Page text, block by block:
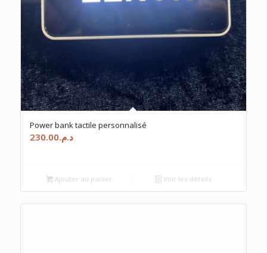
Power bank tactile personnalisé
د.م.230.00
Ajouter au panier Voir les détails